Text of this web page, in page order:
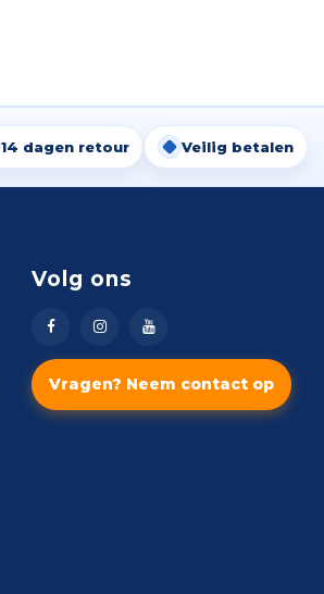
14 dagen retour Veilig betalen
Volg ons
Vragen? Neem contact op